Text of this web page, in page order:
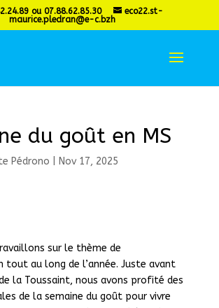
ou 07.88.62.85.30
eco22.st-
maurice.pledran@e-c.bzh
du goût en MS
Pédrono Nov 17, 2025
sur le thème de
tout au long de l’année. Juste avant
la Toussaint, nous avons profité des
de la semaine du goût pour vivre